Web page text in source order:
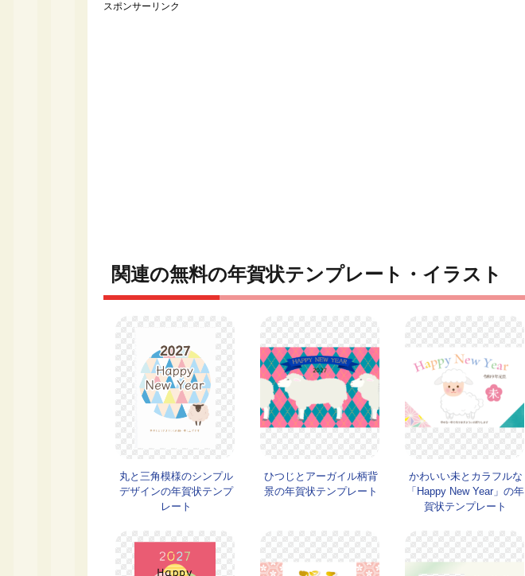
スポンサーリンク
関連の無料の年賀状テンプレート・イラスト
丸と三角模様のシンプル
デザインの年賀状テンプ
レート
ひつじとアーガイル柄背
景の年賀状テンプレート
かわいい未とカラフルな
「Happy New Year」の年
賀状テンプレート